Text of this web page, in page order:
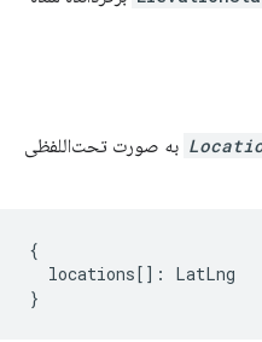
به صورت تحت‌اللفظی
{
locations [] :
LatLng
}